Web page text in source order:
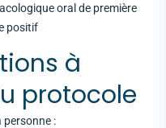
oral de première
positif
à
protocole
personne :